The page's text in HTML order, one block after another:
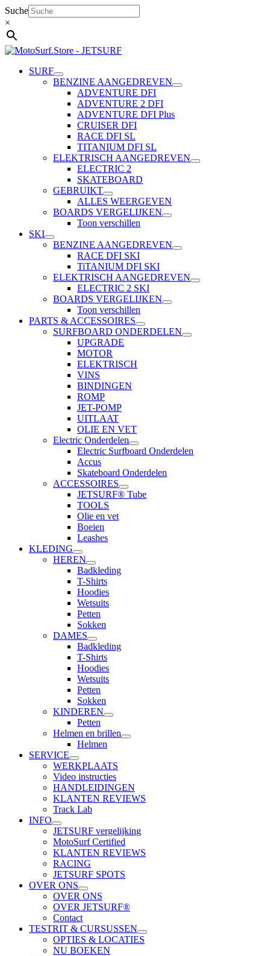
Ga
naar
de
inhoud
Suche
×
SURF
BENZINE AANGEDREVEN
ADVENTURE DFI
ADVENTURE 2 DFI
ADVENTURE DFI Plus
CRUISER DFI
RACE DFI SL
TITANIUM DFI SL
ELEKTRISCH AANGEDREVEN
ELECTRIC 2
SKATEBOARD
GEBRUIKT
ALLES WEERGEVEN
BOARDS VERGELIJKEN
Toon verschillen
SKI
BENZINE AANGEDREVEN
RACE DFI SKI
TiTANIUM DFI SKI
ELEKTRISCH AANGEDREVEN
ELECTRIC 2 SKI
BOARDS VERGELIJKEN
Toon verschillen
PARTS & ACCESSOIRES
SURFBOARD ONDERDELEN
UPGRADE
MOTOR
ELEKTRISCH
VINS
BINDINGEN
ROMP
JET-POMP
UITLAAT
OLIE EN VET
Electric Onderdelen
Electric Surfboard Onderdelen
Accus
Skateboard Onderdelen
ACCESSOIRES
JETSURF® Tube
TOOLS
Olie en vet
Boeien
Leashes
KLEDING
HEREN
Badkleding
T-Shirts
Hoodies
Wetsuits
Petten
Sokken
DAMES
Badkleding
T-Shirts
Hoodies
Wetsuits
Petten
Sokken
KINDEREN
Petten
Helmen en brillen
Helmen
SERVICE
WERKPLAATS
Video instructies
HANDLEIDINGEN
KLANTEN REVIEWS
Track Lab
INFO
JETSURF vergelijking
MotoSurf Certified
KLANTEN REVIEWS
RACING
JETSURF SPOTS
OVER ONS
OVER ONS
OVER JETSURF®
Contact
TESTRIT & CURSUSSEN
OPTIES & LOCATIES
NU BOEKEN